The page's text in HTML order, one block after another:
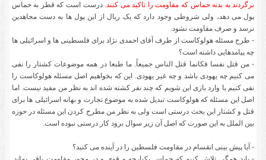
برگردند به بدنه حماس که مقاومت را تاکید می کنند . درست است که قطر به حماس
پول می دهد، ولی شروطی وجود دارد که یک ریال از این پول ها به دست مجاهدین
نرسد و صرف مقاومت نشود.
- طرح مسئله هولوکاست از طرف آقای احمدی نژاد برای فلسطینی ها و اسرائیلی ها
چه پیامدهایی داشته است؟
- من قتل نفسا فکانما قتل الناس جمیعاً. ما طبعا در همه موضوعات کشتار را نفی
می کنیم چه یهودی باشد و چه غیر یهودی. این که بخواهیم اصل مسئله هولوکاست را
نفی کنیم یا وارد بازی این شویم که چند نفر کشته شده اند به نظر من مفید نیست. اما
اصل این مسئله که هولوکاست تبدیل شده به موضوع تجارت و بهانه اسرائیلی ها برای
قتل و کشتار این بحث درستی است ولی به نظر من مطرح کردن این مسئله در حوزه
بین الملل به این صورت که اصل آن زیر سوال برود کار درستی نبوده است.
- آیا پیش بینی انقسام در مقاومت فلسطین را در آینده می کنید؟